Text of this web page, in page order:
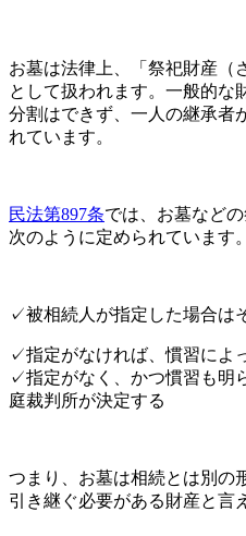
お墓は法律上、「祭祀財産（
として扱われます。一般的な
分割はできず、一人の継承者
れています。
民法第897条では、お墓など
次のように定められています。
✓被相続人が指定した場合は
✓指定がなければ、慣習によ
✓指定がなく、かつ慣習も明
庭裁判所が決定する
つまり、お墓は相続とは別の
引き継ぐ必要がある財産と言